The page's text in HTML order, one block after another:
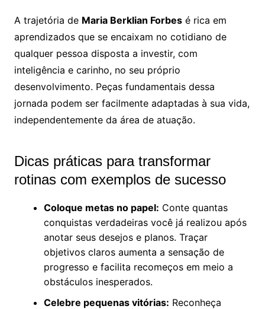
A trajetória de Maria Berklian Forbesé rica em
aprendizados que se encaixam no cotidiano de
qualquer pessoa disposta a investir, com
inteligência e carinho, no seu próprio
desenvolvimento. Peças fundamentais dessa
jornada podem ser facilmente adaptadas à sua vida,
independentemente da área de atuação.
Dicas práticas para transformar
rotinas com exemplos de sucesso
Coloque metas no papel: Conte quantas
conquistas verdadeiras você já realizou após
anotar seus desejos e planos. Traçar
objetivos claros aumenta a sensação de
progresso e facilita recomeços em meio a
obstáculos inesperados.
Celebre pequenas vitórias: Reconheça